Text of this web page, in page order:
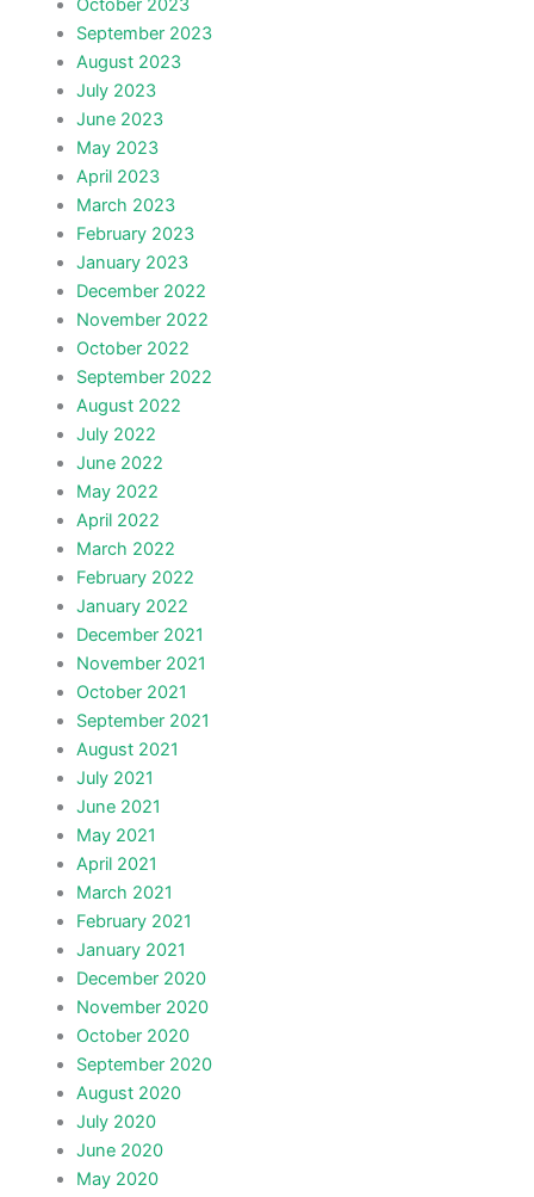
October 2023
September 2023
August 2023
July 2023
June 2023
May 2023
April 2023
March 2023
February 2023
January 2023
December 2022
November 2022
October 2022
September 2022
August 2022
July 2022
June 2022
May 2022
April 2022
March 2022
February 2022
January 2022
December 2021
November 2021
October 2021
September 2021
August 2021
July 2021
June 2021
May 2021
April 2021
March 2021
February 2021
January 2021
December 2020
November 2020
October 2020
September 2020
August 2020
July 2020
June 2020
May 2020